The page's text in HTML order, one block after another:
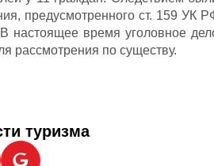
предусмотренного ст. 159 УК
настоящее время уголовное
рассмотрения по существу.
туризма